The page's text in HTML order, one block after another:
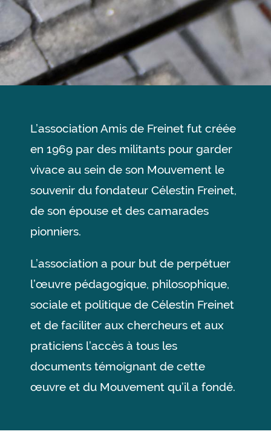
L’association Amis de Freinet fut créée
en 1969 par des militants pour garder
vivace au sein de son Mouvement le
souvenir du fondateur Célestin Freinet,
de son épouse et des camarades
pionniers.
L’association a pour but de perpétuer
l’œuvre pédagogique, philosophique,
sociale et politique de Célestin Freinet
et de faciliter aux chercheurs et aux
praticiens l’accès à tous les
documents témoignant de cette
œuvre et du Mouvement qu’il a fondé.